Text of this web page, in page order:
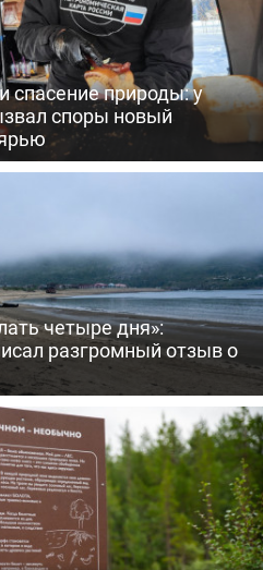
спасение природы: у
споры новый
четыре дня»:
разгромный отзыв о